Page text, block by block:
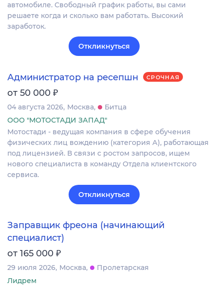
автомобиле. Свободный график работы, вы сами
решаете когда и сколько вам работать. Высокий
заработок.
Откликнуться
Администратор на ресепшн СРОЧНАЯ
от 50 000 ₽
04 августа 2026 Москва
Битца
ООО "МОТОСТАДИ ЗАПАД"
Мотостади - ведущая компания в сфере обучения
физических лиц вождению (категория А), работающая
под лицензией. В связи с ростом запросов, ищем
нового специалиста в команду Отдела клиентского
сервиса.
Откликнуться
Заправщик фреона (начинающий
специалист)
от 165 000 ₽
29 июля 2026 Москва
Пролетарская
Лидрем